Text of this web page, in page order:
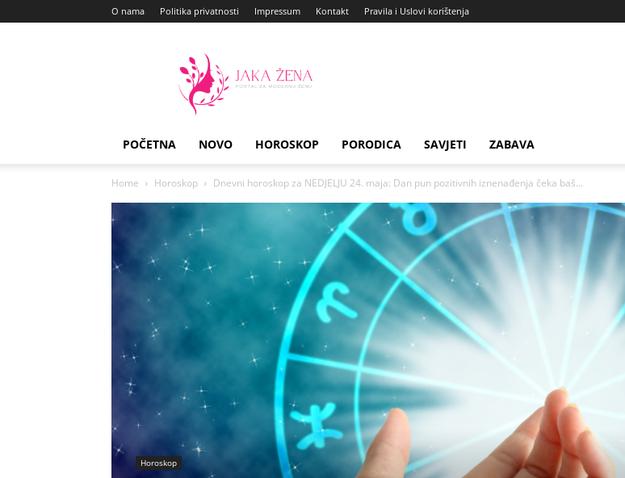
O nama Politika privatnosti Impressum Kontakt Pravila i Uslovi korištenja
Zena
POČETNA NOVO HOROSKOP PORODICA SAVJETI ZABAVA
Home Horoskop Dnevni horoskop za NEDJELJU 24. maja: Dan pun pozitivnih iznenađenja čeka baš...
Horoskop